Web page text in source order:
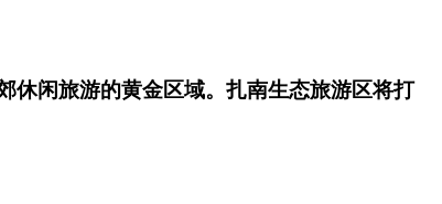
休闲旅游的黄金区域。扎南生态旅游区将打